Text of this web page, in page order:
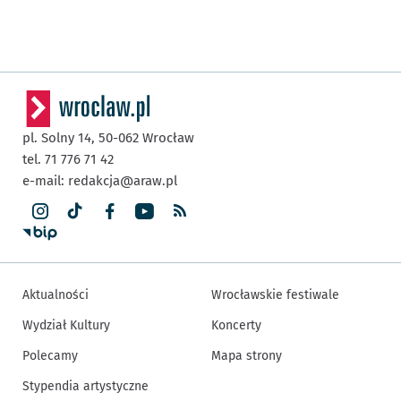
pl. Solny 14, 50-062 Wrocław
tel. 71 776 71 42
e-mail: redakcja@araw.pl
Aktualności
Wydział Kultury
Polecamy
Stypendia artystyczne
Wrocławskie festiwale
Koncerty
Mapa strony